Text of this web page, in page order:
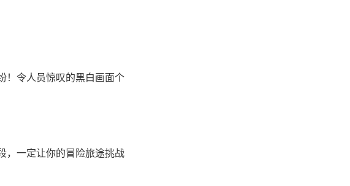
！令人员惊叹的黑白画面个
，一定让你的冒险旅途挑战